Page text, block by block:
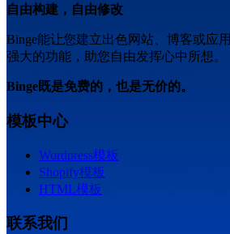
自由构建，自由修改
Binge能让您建立出色网站、博客或应
强大的功能，助您自由发挥心中所想。
Binge既是免费的，也是无价的。
模板中心
Wordpress模板
Shopify模板
HTML模板
联系我们